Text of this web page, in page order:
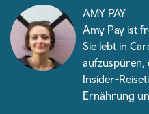
AMY PAY
Amy Pay ist
Sie lebt in
aufzuspüren,
Insider-
Ernährung